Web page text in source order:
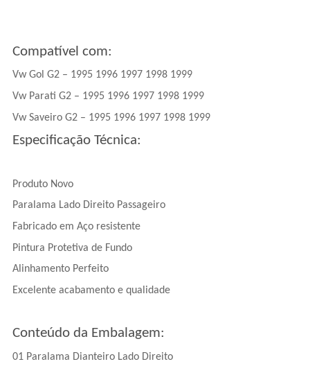
Compatível com:
Vw Gol G2 – 1995 1996 1997 1998 1999
Vw Parati G2 – 1995 1996 1997 1998 1999
Vw Saveiro G2 – 1995 1996 1997 1998 1999
Especificação Técnica:
Produto Novo
Paralama Lado Direito Passageiro
Fabricado em Aço resistente
Pintura Protetiva de Fundo
Alinhamento Perfeito
Excelente acabamento e qualidade
Conteúdo da Embalagem:
01 Paralama Dianteiro Lado Direito